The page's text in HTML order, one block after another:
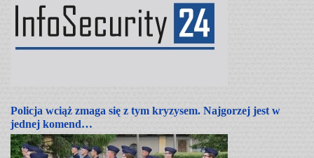
Policja wciąż zmaga się z tym kryzysem. Najgorzej jest w
jednej komend…